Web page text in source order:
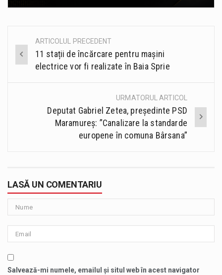
Post
navigation
ARTICOLUL PRECEDENT
11 stații de încărcare pentru mașini
electrice vor fi realizate în Baia Sprie
URMATORUL ARTICOL
Deputat Gabriel Zetea, președinte PSD
Maramureș: ”Canalizare la standarde
europene în comuna Bârsana”
LASĂ UN COMENTARIU
Salvează-mi numele, emailul și situl web în acest navigator